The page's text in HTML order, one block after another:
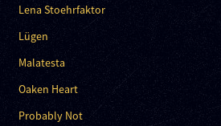
Lena Stoehrfaktor
Lügen
Malatesta
Oaken Heart
Probably Not